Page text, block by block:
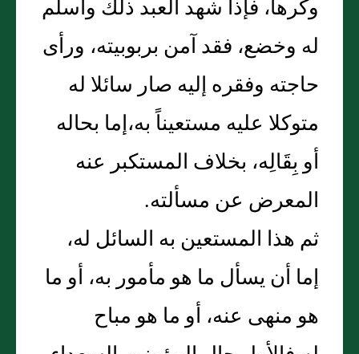
وكرهاً، فإذا شهد العبد ذلك وأسلم
له وخضع، فقد آمن بربوبيته، ورأى
حاجته وفقره إليه صار سائلا له
متوكلا عليه مستعيناً به،إما بحاله
أو بِقَالِه، بخلاف المستكبر عنه
المعرض عن مسألته‏.‏
ثم هذا المستعين به السائل له،
إما أن يسأل ما هو مأمور به، أو ما
هو منهى عنه، أو ما هو مباح